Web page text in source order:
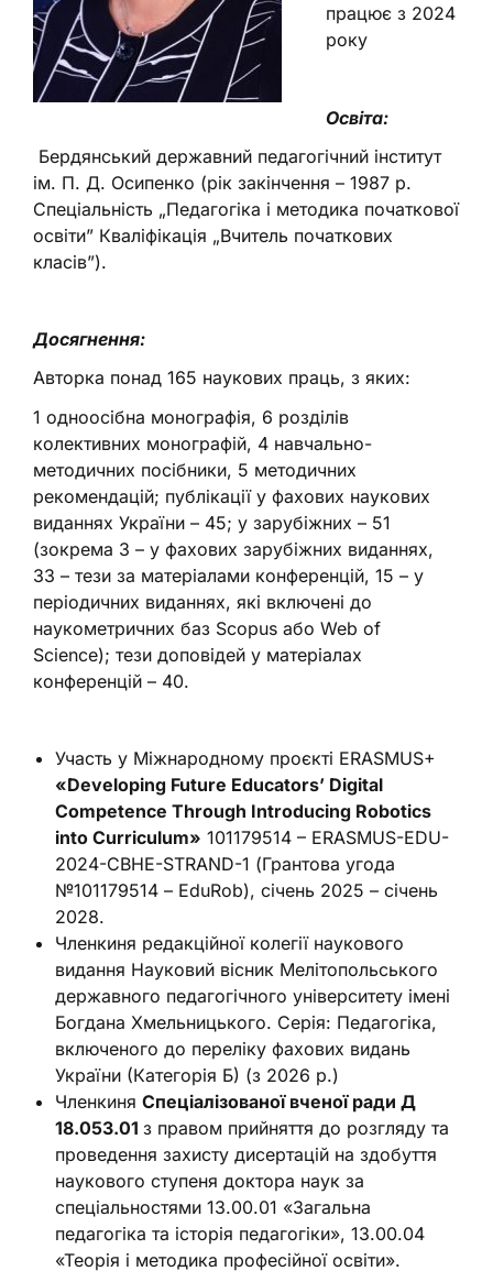
працює з 2024
року
Освіта:
Бердянський державний педагогічний інститут
ім. П. Д. Осипенко (рік закінчення – 1987 р.
Спеціальність „Педагогіка і методика початкової
освіти” Кваліфікація „Вчитель початкових
класів”).
Досягнення:
Авторка понад 165 наукових праць, з яких:
1 одноосібна монографія, 6 розділів
колективних монографій, 4 навчально-
методичних посібники, 5 методичних
рекомендацій; публікації у фахових наукових
виданнях України – 45; у зарубіжних – 51
(зокрема 3 – у фахових зарубіжних виданнях,
33 – тези за матеріалами конференцій, 15 – у
періодичних виданнях, які включені до
наукометричних баз Scopus або Web of
Science); тези доповідей у матеріалах
конференцій – 40.
Участь у Міжнародному проєкті ERASMUS+
«Developing Future Educators’ Digital
Competence Through Introducing Robotics
into Curriculum» 101179514 – ERASMUS-EDU-
2024-CBHE-STRAND-1 (Грантова угода
№101179514 – EduRob), січень 2025 – січень
2028.
Членкиня редакційної колегії наукового
видання Науковий вісник Мелітопольського
державного педагогічного університету імені
Богдана Хмельницького. Серія: Педагогіка,
включеного до переліку фахових видань
України (Категорія Б) (з 2026 р.)
Членкиня Спеціалізованої вченої ради Д
18.053.01 з правом прийняття до розгляду та
проведення захисту дисертацій на здобуття
наукового ступеня доктора наук за
спеціальностями 13.00.01 «Загальна
педагогіка та історія педагогіки», 13.00.04
«Теорія і методика професійної освіти».